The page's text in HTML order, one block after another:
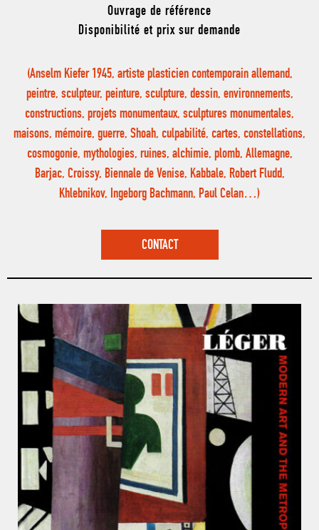
Ouvrage de référence
Disponibilité et prix sur demande
(Anselm Kiefer 1945, artiste plasticien contemporain allemand,
peintre, sculpteur, peinture, sculpture, dessin, environnements,
constructions, projets monumentaux, sculptures monumentales,
maisons, mémoire, guerre, Shoah, culpabilité, cartes, constellations,
cosmogonie, mythologies, ruines, alchimie, plomb, Allemagne,
Barjac, Croissy, Biennale de Venise, Kabbale, Robert Fludd,
Khlebnikov, Ingeborg Bachmann, Paul Celan…)
CONTACT